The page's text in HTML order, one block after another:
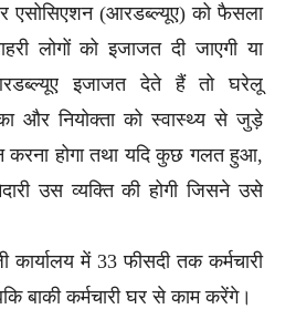
एसोसिएशन (आरडब्ल्यूए) को फैसला
लोगों को इजाजत दी जाएगी या
इजाजत देते हैं तो घरेलू
और नियोक्ता को स्वास्थ्य से जुड़े
करना होगा तथा यदि कुछ गलत हुआ,
उस व्यक्ति की होगी जिसने उसे
कार्यालय में 33 फीसदी तक कर्मचारी
बाकी कर्मचारी घर से काम करेंगे।